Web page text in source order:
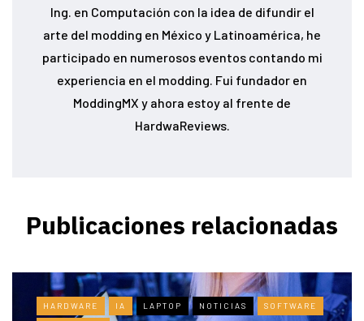
Ing. en Computación con la idea de difundir el
arte del modding en México y Latinoamérica, he
participado en numerosos eventos contando mi
experiencia en el modding. Fui fundador en
ModdingMX y ahora estoy al frente de
HardwaReviews.
Publicaciones relacionadas
HARDWARE IA LAPTOP NOTICIAS SOFTWARE